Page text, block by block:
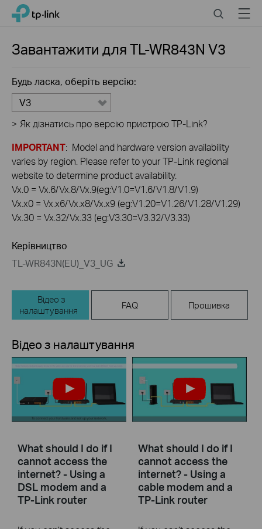
Click
navigation
TP-Link, Reliably Smart SearchMenu
Завантажити дляTL-WR843N V3
Будь ласка, оберіть версію:
V3
> Як дізнатись про версію пристрою TP-Link?
IMPORTANT: Model and hardware version availability
varies by region. Please refer to your TP-Link regional
website to determine product availability.
Vx.0 = Vx.6/Vx.8/Vx.9(eg:V1.0=V1.6/V1.8/V1.9)
Vx.x0 = Vx.x6/Vx.x8/Vx.x9 (eg:V1.20=V1.26/V1.28/V1.29)
Vx.30 = Vx.32/Vx.33 (eg:V3.30=V3.32/V3.33)
Керівництво
TL-WR843N(EU)_V3_UG
Відео з
налаштування
FAQ Прошивка
Відео з налаштування
What should I do if I
cannot access the
internet? - Using a
DSL modem and a
TP-Link router
What should I do if I
cannot access the
internet? - Using a
cable modem and a
TP-Link router